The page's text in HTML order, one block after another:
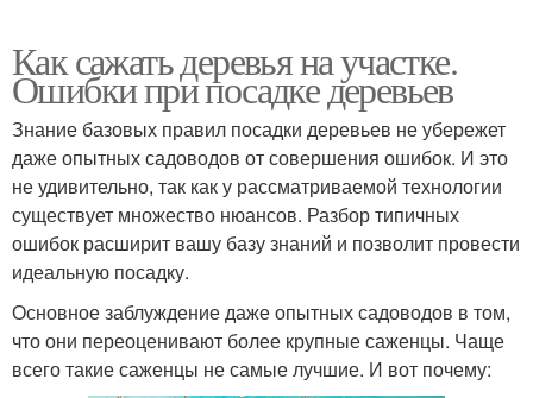
Как сажать деревья на участке.
Ошибки при посадке деревьев
Знание базовых правил посадки деревьев не убережет
даже опытных садоводов от совершения ошибок. И это
не удивительно, так как у рассматриваемой технологии
существует множество нюансов. Разбор типичных
ошибок расширит вашу базу знаний и позволит провести
идеальную посадку.
Основное заблуждение даже опытных садоводов в том,
что они переоценивают более крупные саженцы. Чаще
всего такие саженцы не самые лучшие. И вот почему: